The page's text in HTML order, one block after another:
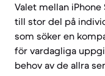
Valet mellan iPhone
till stor del på
som söker en
för vardagliga
behov av de allra